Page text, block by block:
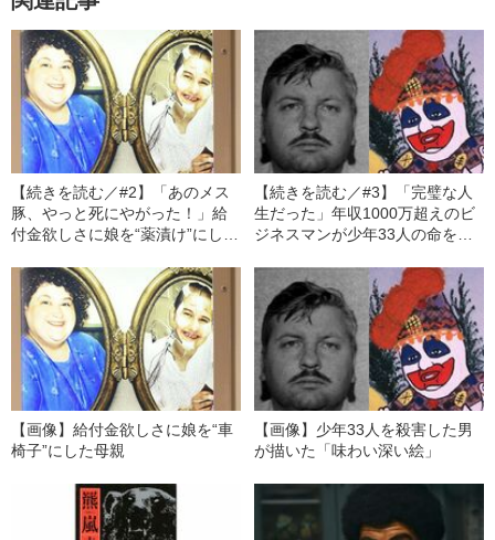
【続きを読む／#2】「あのメス
豚、やっと死にやがった！」給
付金欲しさに娘を“薬漬け”にした
【続きを読む／#3】「完璧な人
生だった」年収1000万超えのビ
ジネスマンが少年33人の命を奪
【画像】給付金欲しさに娘を“車
椅子”にした母親
【画像】少年33人を殺害した男
が描いた「味わい深い絵」